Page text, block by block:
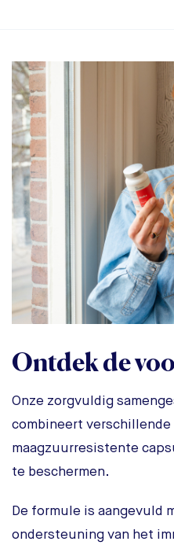
Ontdek de
Onze zorgvuldig
combineert
maagzuurresistente
te beschermen.
De formule is aangevuld
ondersteuning van het